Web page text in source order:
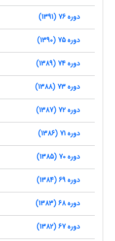
دوره 76 (1391)
دوره 75 (1390)
دوره 74 (1389)
دوره 73 (1388)
دوره 72 (1387)
دوره 71 (1386)
دوره 70 (1385)
دوره 69 (1384)
دوره 68 (1383)
دوره 67 (1382)